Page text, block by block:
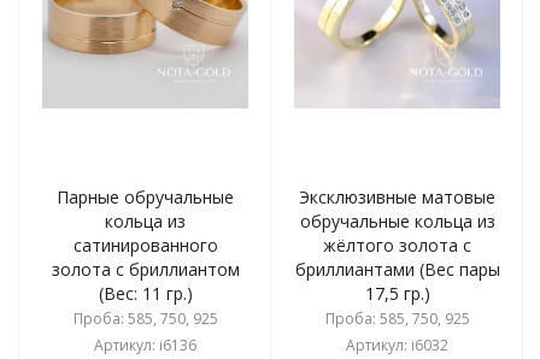
Парные обручальные
кольца из
сатинированного
золота с бриллиантом
(Вес: 11 гр.)
Проба: 585, 750, 925
Артикул: i6136
Эксклюзивные матовые
обручальные кольца из
жёлтого золота с
бриллиантами (Вес пары
17,5 гр.)
Проба: 585, 750, 925
Артикул: i6032